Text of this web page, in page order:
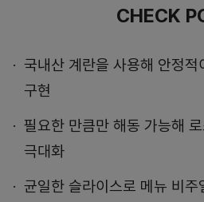
CHECK
국내산 계란을 사용해 안정
구현
필요한 만큼만 해동 가능해
극대화
균일한 슬라이스로 메뉴 비